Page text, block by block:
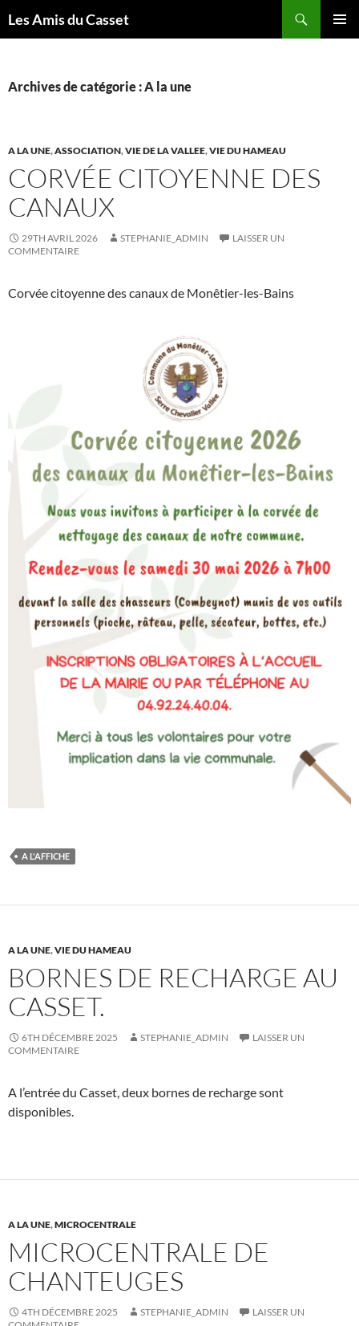
auLes Amis du Casset
Archives de catégorie : A la une
A LA UNE,ASSOCIATION,VIE DE LA VALLEE,VIE DU HAMEAU
CORVÉE CITOYENNE DES
CANAUX
29TH AVRIL 2026 STEPHANIE_ADMIN
LAISSER UN
COMMENTAIRE
Corvée citoyenne des canaux de Monêtier-les-Bains
A L'AFFICHE
A LA UNE,VIE DU HAMEAU
BORNES DE RECHARGE AU
CASSET.
6TH DÉCEMBRE 2025 STEPHANIE_ADMIN
LAISSER UN
COMMENTAIRE
A l’entrée du Casset, deux bornes de recharge sont
disponibles.
A LA UNE,MICROCENTRALE
MICROCENTRALE DE
CHANTEUGES
4TH DÉCEMBRE 2025 STEPHANIE_ADMIN
LAISSER UN